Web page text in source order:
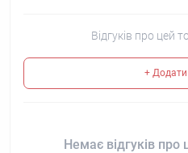
Відгуків про цей
+ Додати
Немає відгуків про